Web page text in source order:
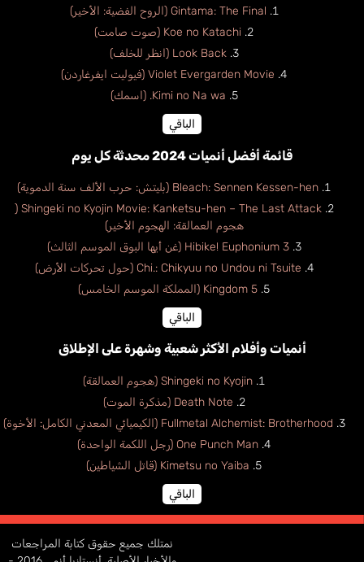
Gintama: The Final (الروح الفضية: الأخير)
Koe no Katachi (صوت صامت)
Look Back (انظر للخلف)
Violet Evergarden Movie (فيوليت ايفرغاردن)
Kimi no Na wa. (اسمك)
الباقي
قائمة أفضل أنميات 2024 محدثة كل يوم
Bleach: Sennen Kessen-hen (بليتش: حرب الألف سنة الدموية)
Shingeki no Kyojin Movie: Kanketsu-hen – The Last Attack (
هجوم العمالقة: الهجوم الأخير)
Hibike! Euphonium 3 (غن أيها البوق الموسم الثالث)
Chi.: Chikyuu no Undou ni Tsuite (حول تحركات الأرض)
Kingdom 5 (المملكة الموسم الخامس)
الباقي
أنميات وأفلام الأكثر شعبية وشهرة على الإطلاق
Shingeki no Kyojin (هجوم العمالقة)
Death Note (مذكرة الموت)
Fullmetal Alchemist: Brotherhood (الكيميائي المعدني الكامل: الأخوة)
One Punch Man (رجل اللكمة الواحدة)
Kimetsu no Yaiba (قاتل الشياطين)
الباقي
نمتلك جميع حقوق كتابة المراجعات